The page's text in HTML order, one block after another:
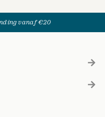
vanaf €20